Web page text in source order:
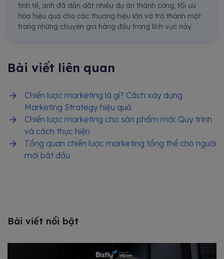
tinh tế, anh đã dẫn dắt nhiều dự án thành công, tối ưu
hóa hiệu quả cho các thương hiệu lớn và trở thành một
trong những chuyên gia hàng đầu trong lĩnh vực này.
Bài viết liên quan
Chiến lược marketing là gì? Cách xây dựng
Marketing Strategy hiệu quả
Chiến lược marketing cho sản phẩm mới: Quy trình
và cách thực hiện
Tổng quan chiến lược marketing tổng thể cho người
mới bắt đầu
Bài viết nổi bật